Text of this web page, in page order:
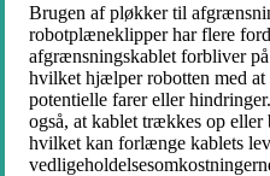
Brugen af pløkker til
robotplæneklipper har flere
afgrænsningskablet forbliver
hvilket hjælper robotten med
potentielle farer eller
også, at kablet trækkes op
hvilket kan forlænge kablets